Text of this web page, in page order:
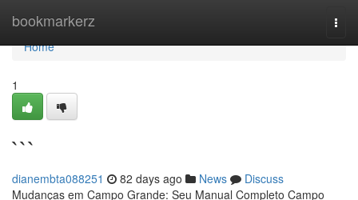
bookmarkerz
Home
Home
1
```
dianembta088251 82 days ago News
Discuss
Mudanças em Campo Grande: Seu Manual Completo Campo